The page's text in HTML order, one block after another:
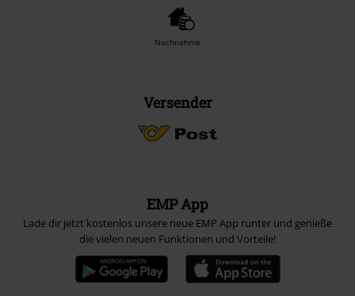
Nachnahme
Versender
EMP App
Lade dir jetzt kostenlos unsere neue EMP App runter und genieße
die vielen neuen Funktionen und Vorteile!